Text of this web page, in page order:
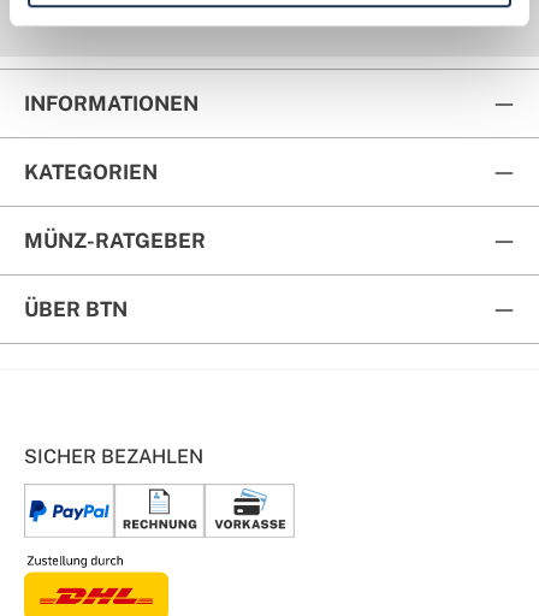
INFORMATIONEN
KATEGORIEN
MÜNZ-RATGEBER
ÜBER BTN
SICHER BEZAHLEN